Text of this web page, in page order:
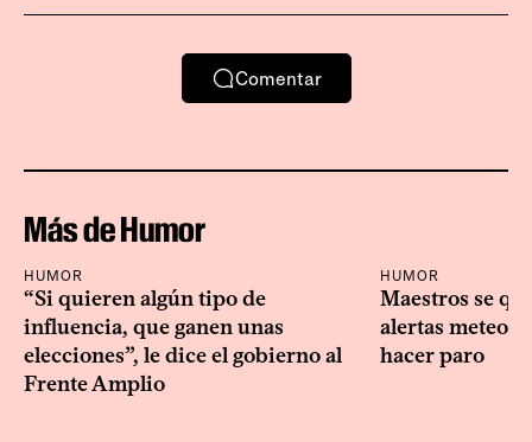
Comentar
Más de Humor
HUMOR
“Si quieren algún tipo de
influencia, que ganen unas
elecciones”, le dice el gobierno al
Frente Amplio
HUMOR
Maestros se
alertas
hacer paro